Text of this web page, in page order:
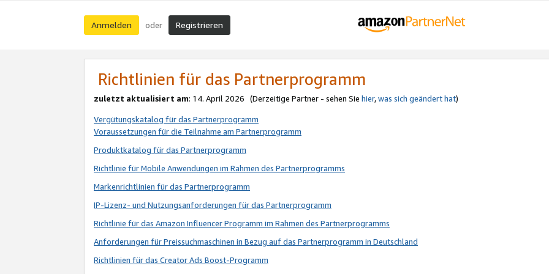
Anmelden oder Registrieren
Richtlinien für das Partnerprogramm
zuletzt aktualisiert am: 14. April 2026 (Derzeitige Partner - sehen Sie hier,was sich geändert hat)
Vergütungskatalog für das Partnerprogramm
Voraussetzungen für die Teilnahme am Partnerprogramm
Produktkatalog für das Partnerprogramm
Richtlinie für Mobile Anwendungen im Rahmen des Partnerprogramms
Markenrichtlinien für das Partnerprogramm
IP-Lizenz- und Nutzungsanforderungen für das Partnerprogramm
Richtlinie für das Amazon Influencer Programm im Rahmen des Partnerprogramms
Anforderungen für Preissuchmaschinen in Bezug auf das Partnerprogramm in Deutschland
Richtlinien für das Creator Ads Boost-Programm